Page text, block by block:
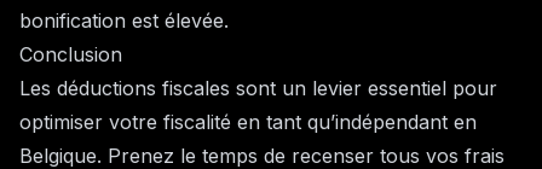
bonification est élevée.
Conclusion
Les déductions fiscales sont un levier essentiel pour
optimiser votre fiscalité en tant qu’indépendant en
Belgique. Prenez le temps de recenser tous vos frais